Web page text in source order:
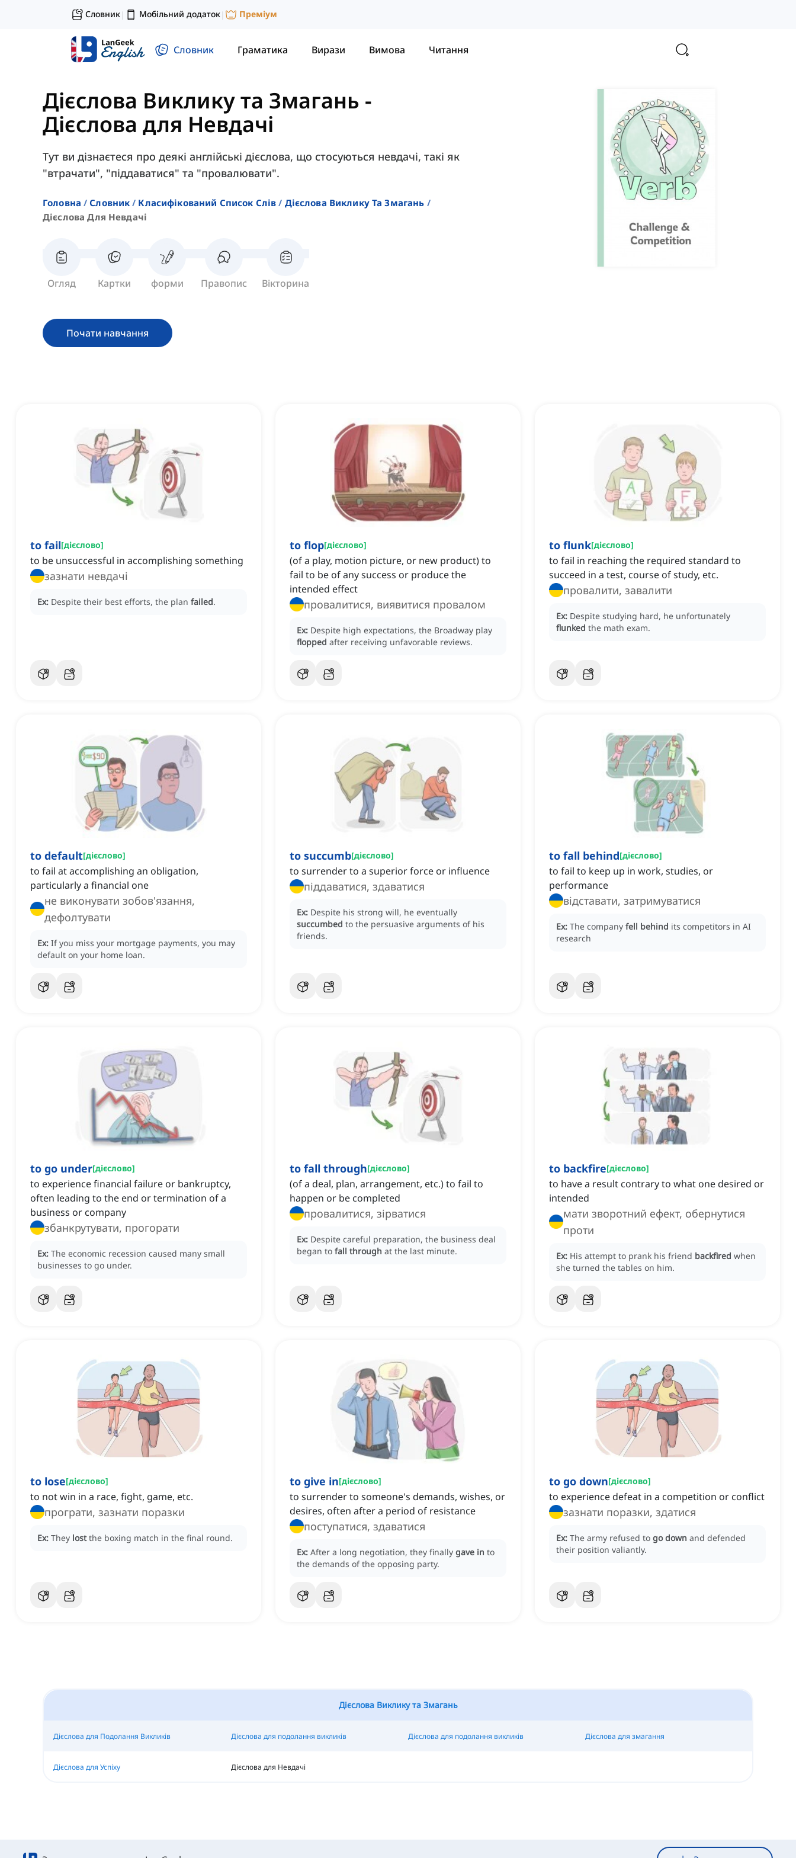
Словник| Мобільний додаток| Преміум
Словник Граматика Вирази Вимова Читання
Дієслова Виклику та Змагань -
Дієслова для Невдачі
Тут ви дізнаєтеся про деякі англійські дієслова, що стосуються невдачі, такі як
"втрачати", "піддаватися" та "провалювати".
Головна Словник Класифікований Список Слів
Дієслова Виклику Та Змагань
Дієслова Для Невдачі
Огляд Картки форми Правопис Вікторина
Почати навчання
to fail[дієслово]
to be unsuccessful in accomplishing something
зазнати невдачі
Ex: Despite their best efforts, the plan failed.
to flop[дієслово]
(of a play, motion picture, or new product) to
fail to be of any success or produce the
intended effect
провалитися, виявитися провалом
Ex: Despite high expectations, the Broadway play
flopped after receiving unfavorable reviews.
to flunk[дієслово]
to fail in reaching the required standard to
succeed in a test, course of study, etc.
провалити, завалити
Ex: Despite studying hard, he unfortunately
flunked the math exam.
to default[дієслово]
to fail at accomplishing an obligation,
particularly a financial one
не виконувати зобов'язання,
дефолтувати
Ex: If you miss your mortgage payments, you may
default on your home loan.
to succumb[дієслово]
to surrender to a superior force or influence
піддаватися, здаватися
Ex: Despite his strong will, he eventually
succumbed to the persuasive arguments of his
friends.
to fall behind[дієслово]
to fail to keep up in work, studies, or
performance
відставати, затримуватися
Ex: The company fell behind its competitors in AI
research
to go under[дієслово]
to experience financial failure or bankruptcy,
often leading to the end or termination of a
business or company
збанкрутувати, прогорати
Ex: The economic recession caused many small
businesses to go under.
to fall through[дієслово]
(of a deal, plan, arrangement, etc.) to fail to
happen or be completed
провалитися, зірватися
Ex: Despite careful preparation, the business deal
began to fall through at the last minute.
to backfire[дієслово]
to have a result contrary to what one desired or
intended
мати зворотний ефект, обернутися
проти
Ex: His attempt to prank his friend backfired when
she turned the tables on him.
to lose[дієслово]
to not win in a race, fight, game, etc.
програти, зазнати поразки
Ex: They lost the boxing match in the final round.
to give in[дієслово]
to surrender to someone's demands, wishes, or
desires, often after a period of resistance
поступатися, здаватися
Ex: After a long negotiation, they finally gave in to
the demands of the opposing party.
to go down[дієслово]
to experience defeat in a competition or conflict
зазнати поразки, здатися
Ex: The army refused to go down and defended
their position valiantly.
Дієслова Виклику та Змагань
Дієслова для Подолання Викликів Дієслова для подолання викликів Дієслова для подолання викликів Дієслова для змагання
Дієслова для Успіху Дієслова для Невдачі